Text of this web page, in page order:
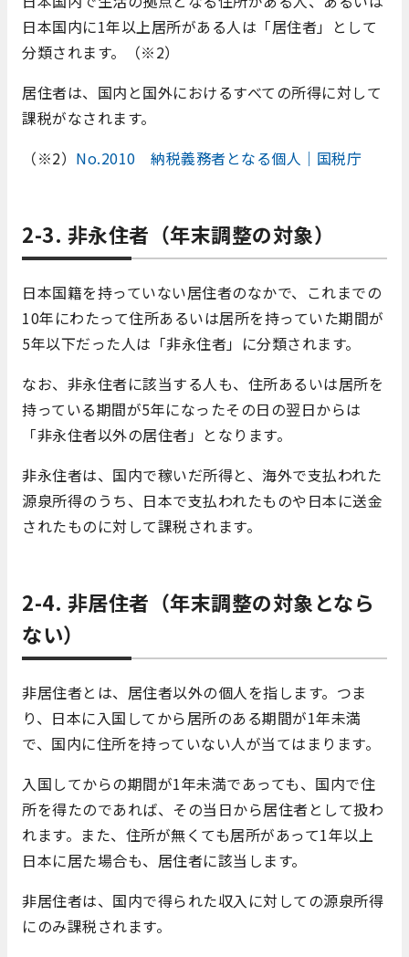
日本国内に1年以上居所がある人は「居住者」として
分類されます。（※2）
居住者は、国内と国外におけるすべての所得に対して
課税がなされます。
（※2） No.2010 納税義務者となる個人｜国税庁
2-3. 非永住者（年末調整の対象）
日本国籍を持っていない居住者のなかで、これまでの
10年にわたって住所あるいは居所を持っていた期間が
5年以下だった人は「非永住者」に分類されます。
なお、非永住者に該当する人も、住所あるいは居所を
持っている期間が5年になったその日の翌日からは
「非永住者以外の居住者」となります。
非永住者は、国内で稼いだ所得と、海外で支払われた
源泉所得のうち、日本で支払われたものや日本に送金
されたものに対して課税されます。
2-4. 非居住者（年末調整の対象となら
ない）
非居住者とは、居住者以外の個人を指します。つま
り、日本に入国してから居所のある期間が1年未満
で、国内に住所を持っていない人が当てはまります。
入国してからの期間が1年未満であっても、国内で住
所を得たのであれば、その当日から居住者として扱わ
れます。また、住所が無くても居所があって1年以上
日本に居た場合も、居住者に該当します。
非居住者は、国内で得られた収入に対しての源泉所得
にのみ課税されます。